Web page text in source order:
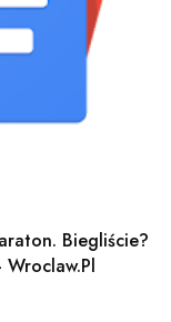
Biegliście?